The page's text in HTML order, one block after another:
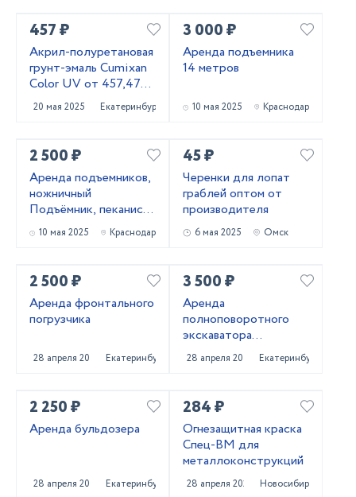
457 ₽
Акрил-полуретановая
грунт-эмаль Cumixan
Color UV от 457,47
рублей
20 мая 2025 Екатеринбург
3 000 ₽
Аренда подъемника
14 метров
10 мая 2025 Краснодар
2 500 ₽
Аренда подъемников,
ножничный
Подъёмник, пеканиска
в аренду
10 мая 2025 Краснодар
45 ₽
Черенки для лопат
граблей оптом от
производителя
6 мая 2025 Омск
2 500 ₽
Аренда фронтального
погрузчика
28 апреля 2025 Екатеринбург
3 500 ₽
Аренда
полноповоротного
экскаватора
погрузчика
28 апреля 2025 Екатеринбург
2 250 ₽
Аренда бульдозера
28 апреля 2025 Екатеринбург
284 ₽
Огнезащитная краска
Спец-ВМ для
металлоконструкций
28 апреля 2025 Новосибирск